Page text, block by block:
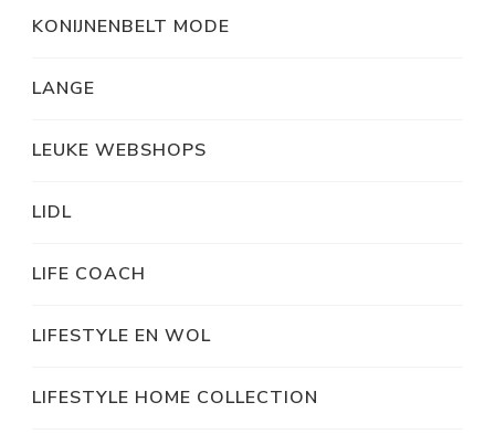
KONIJNENBELT MODE
LANGE
LEUKE WEBSHOPS
LIDL
LIFE COACH
LIFESTYLE EN WOL
LIFESTYLE HOME COLLECTION